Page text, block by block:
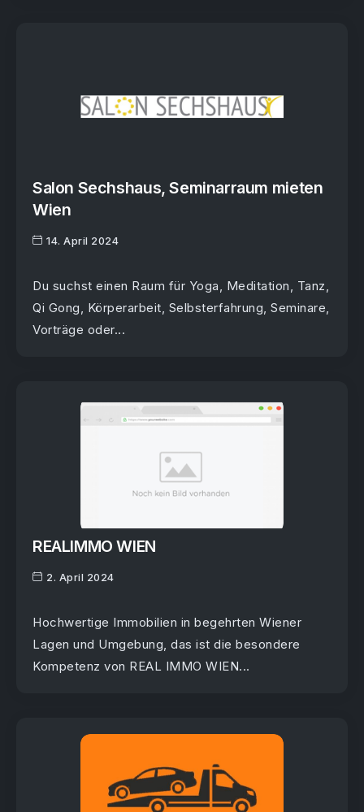
Salon Sechshaus, Seminarraum mieten
Wien
14. April 2024
Du suchst einen Raum für Yoga, Meditation, Tanz,
Qi Gong, Körperarbeit, Selbsterfahrung, Seminare,
Vorträge oder...
REALIMMO WIEN
2. April 2024
Hochwertige Immobilien in begehrten Wiener
Lagen und Umgebung, das ist die besondere
Kompetenz von REAL IMMO WIEN...